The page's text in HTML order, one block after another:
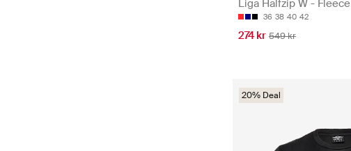
Liga Halfzip W - Fleece
36 38 40 42
274 kr 549 kr
20% Deal